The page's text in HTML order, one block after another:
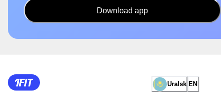
Download app
Uralsk EN